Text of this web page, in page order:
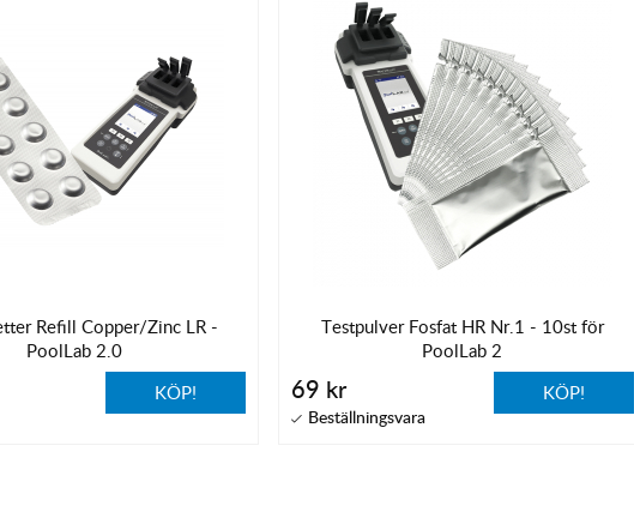
Refill Copper/Zinc LR -
PoolLab 2.0
KÖP!
Testpulver Fosfat HR Nr.1 - 10st för
PoolLab 2
69 kr KÖP!